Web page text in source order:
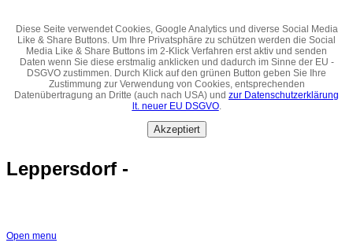
Diese Seite verwendet Cookies, Google Analytics und diverse Social Media
Like & Share Buttons. Um Ihre Privatsphäre zu schützen werden die Social
Media Like & Share Buttons im 2-Klick Verfahren erst aktiv und senden
Daten wenn Sie diese erstmalig anklicken und dadurch im Sinne der EU -
DSGVO zustimmen. Durch Klick auf den grünen Button geben Sie Ihre
Zustimmung zur Verwendung von Cookies, entsprechenden
Datenübertragung an Dritte (auch nach USA) und zur Datenschutzerklärung
lt. neuer EU DSGVO.
Akzeptiert
Leppersdorf -
Open menu